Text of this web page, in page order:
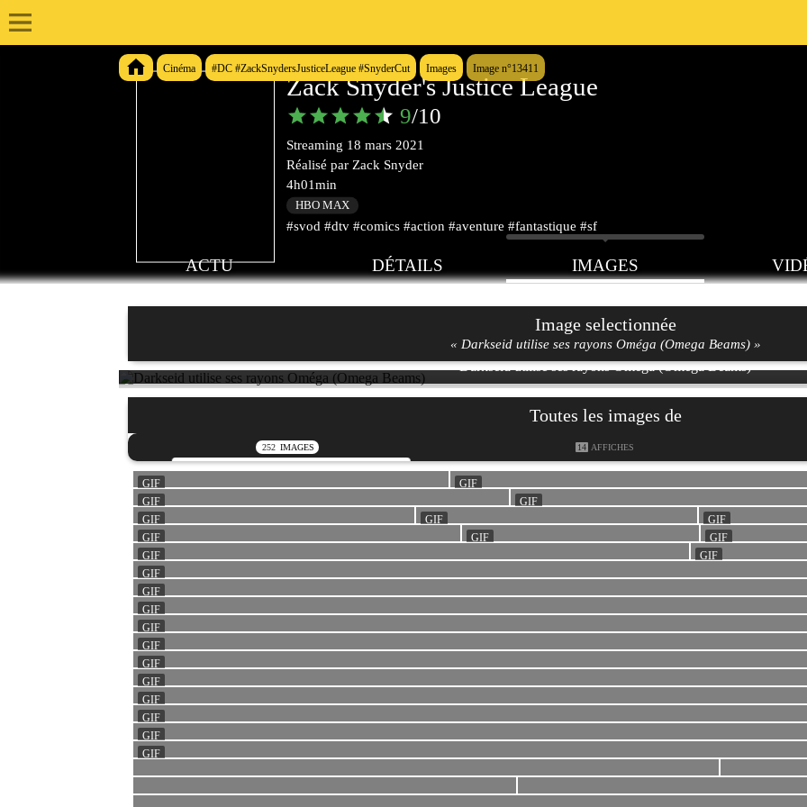
Cinéma #DC #ZackSnydersJusticeLeague #SnyderCut Images Image n°13411
Zack Snyder's Justice League
9/10
Streaming 18 mars 2021
Réalisé par Zack Snyder
4h01min
HBO MAX
#svod #dtv #comics #action #aventure #fantastique #sf
ACTU DÉTAILS IMAGES
Image selectionnée
« Darkseid utilise ses rayons Oméga (Omega Beams) »
Darkseid utilise ses rayons Oméga (Omega Beams)
Toutes les images de
252 IMAGES 14 AFFICHES